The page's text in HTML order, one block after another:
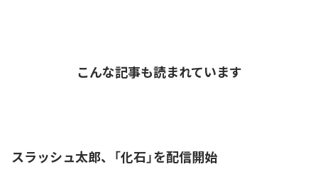
こんな記事も読まれています
スラッシュ太郎、「化石」を配信開始